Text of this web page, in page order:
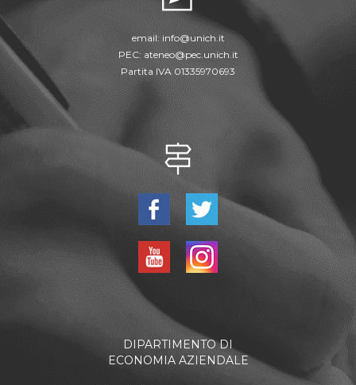
email: info@unich.it
PEC: ateneo@pec.unich.it
Partita IVA 01335970693
DIPARTIMENTO DI
ECONOMIA AZIENDALE